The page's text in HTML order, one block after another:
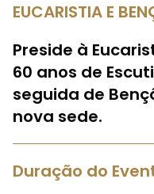
EUCARISTIA E
Preside à
60 anos de
seguida de
nova sede.
Duração do